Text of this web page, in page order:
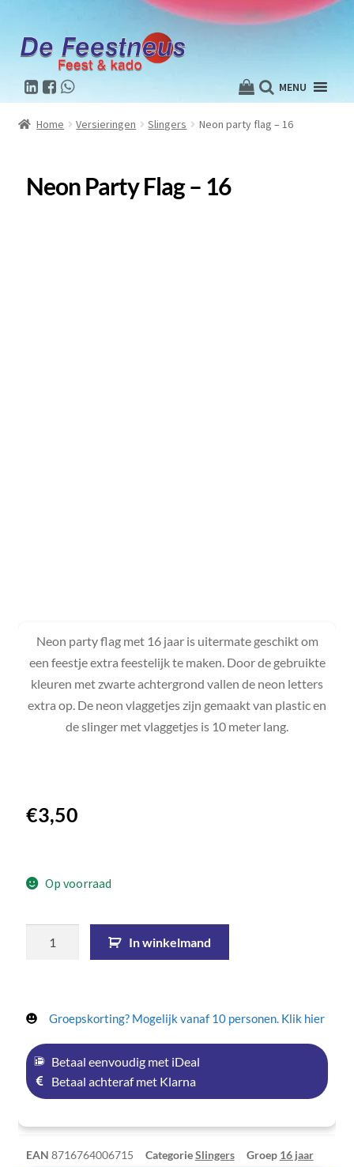
MENU
Home Versieringen Slingers Neon party flag – 16
Neon Party Flag – 16
Neon party flag met 16 jaar is uitermate geschikt om
een feestje extra feestelijk te maken. Door de gebruikte
kleuren met zwarte achtergrond vallen de neon letters
extra op. De neon vlaggetjes zijn gemaakt van plastic en
de slinger met vlaggetjes is 10 meter lang.
€3,50
Op voorraad
In winkelmand
Groepskorting? Mogelijk vanaf 10 personen. Klik hier
Betaal eenvoudig met iDeal
Betaal achteraf met Klarna
EAN 8716764006715 CategorieSlingers Groep 16 jaar